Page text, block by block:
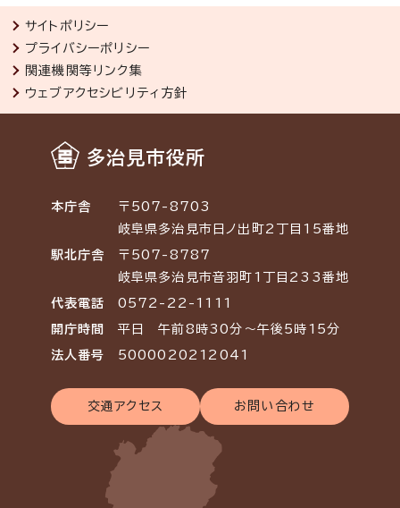
サイトポリシー
プライバシーポリシー
関連機関等リンク集
ウェブアクセシビリティ方針
多治見市役所
本庁舎
〒507-8703
岐阜県多治見市日ノ出町2丁目15番地
駅北庁舎
〒507-8787
岐阜県多治見市音羽町1丁目233番地
代表電話 0572-22-1111
開庁時間 平日 午前8時30分～午後5時15分
法人番号 5000020212041
交通アクセス お問い合わせ